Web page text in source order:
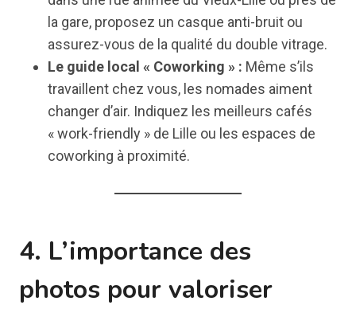
la gare, proposez un casque anti-bruit ou
assurez-vous de la qualité du double vitrage.
Le guide local « Coworking » : Même s’ils
travaillent chez vous, les nomades aiment
changer d’air. Indiquez les meilleurs cafés
« work-friendly » de Lille ou les espaces de
coworking à proximité.
4. L’importance des
photos pour valoriser